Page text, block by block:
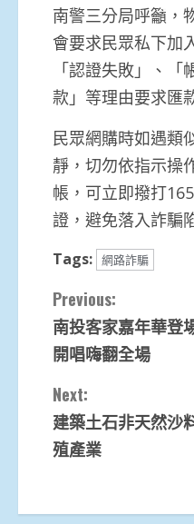
南警三分局呼籲，
會要求民眾私下加
「認證失敗」、
款」等理由要求匯
民眾網購時如遇類
靜，切勿依指示操
帳，可立即撥打
證，避免落入詐騙
Tags: 網路詐騙
Continue
Reading
Previous:
南投客家嘉年華登
開唱嗨翻全場
Next:
建築土石非天然沙
殖產業